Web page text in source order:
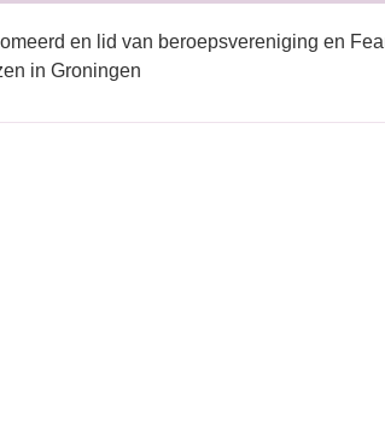
en lid van beroepsvereniging en
in Groningen